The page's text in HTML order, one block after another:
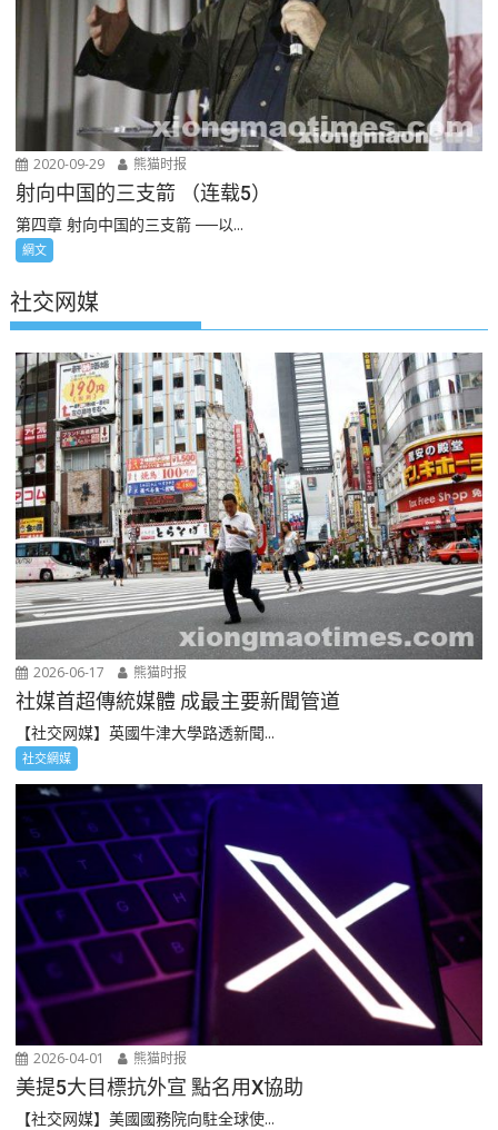
2020-09-29 熊猫时报
射向中国的三支箭 （连载5）
第四章 射向中国的三支箭 ──以...
網文
社交网媒
2026-06-17 熊猫时报
社媒首超傳統媒體 成最主要新聞管道
【社交网媒】英國牛津大學路透新聞...
社交網媒
2026-04-01 熊猫时报
美提5大目標抗外宣 點名用X協助
【社交网媒】美國國務院向駐全球使...